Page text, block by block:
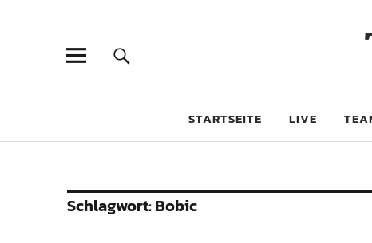
STARTSEITE LIVE
Schlagwort:Bobic